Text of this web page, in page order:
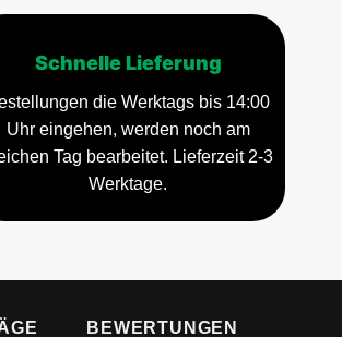
Schnelle Lieferung
die Werktags bis 14:00
Uhr eingehen, werden noch am
Tag bearbeitet. Lieferzeit 2-3
Werktage.
BEWERTUNGEN